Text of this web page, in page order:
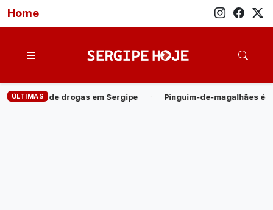
Home
ÚLTIMAS
Sergipe · Pinguim-de-magalhães é encontrado morto na